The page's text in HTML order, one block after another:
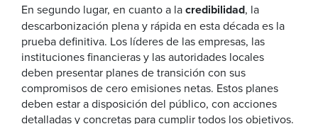
En segundo lugar, en cuanto a lacredibilidad, la
descarbonización plena y rápida en esta década es la
prueba definitiva. Los líderes de las empresas, las
instituciones financieras y las autoridades locales
deben presentar planes de transición con sus
compromisos de cero emisiones netas. Estos planes
deben estar a disposición del público, con acciones
detalladas y concretas para cumplir todos los objetivos.